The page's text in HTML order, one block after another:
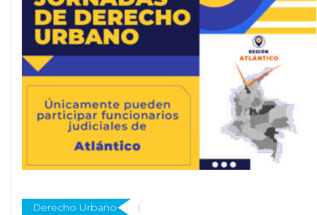
Derecho Urbano